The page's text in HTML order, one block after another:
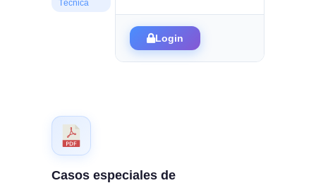
Técnica
Login
Casos especiales de